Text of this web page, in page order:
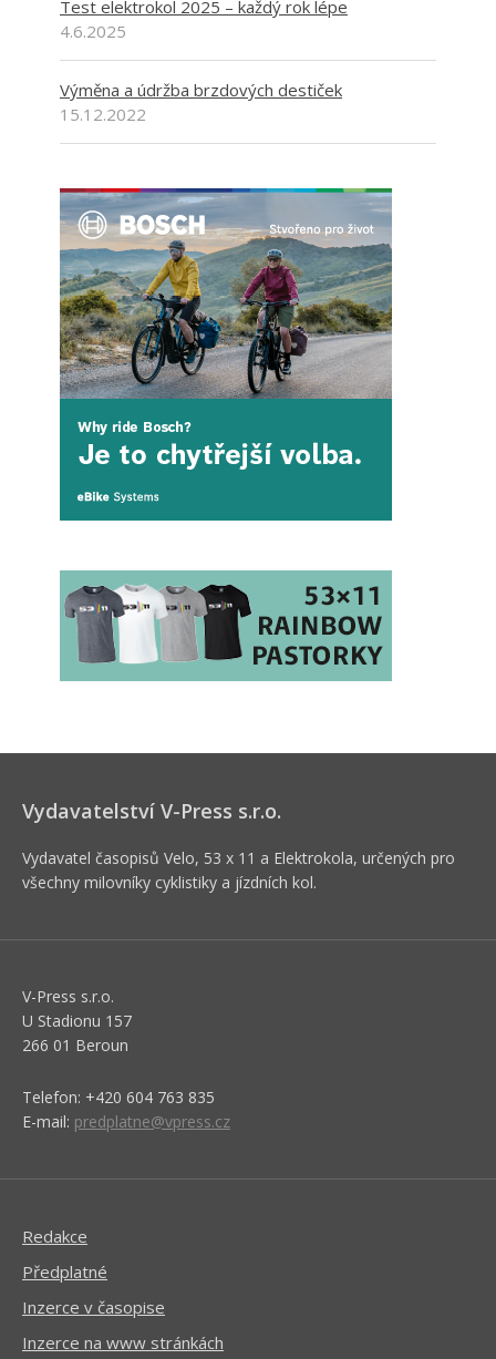
Test elektrokol 2025 – každý rok lépe
4.6.2025
Výměna a údržba brzdových destiček
15.12.2022
Vydavatelství V-Press s.r.o.
Vydavatel časopisů Velo, 53 x 11 a Elektrokola, určených pro
všechny milovníky cyklistiky a jízdních kol.
V-Press s.r.o.
U Stadionu 157
266 01 Beroun
Telefon: +420 604 763 835
E-mail: predplatne@vpress.cz
Redakce
Předplatné
Inzerce v časopise
Inzerce na www stránkách